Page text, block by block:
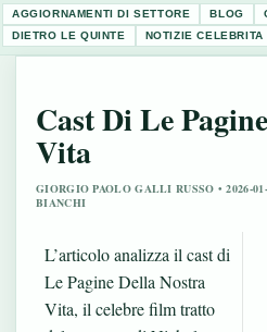
AGGIORNAMENTI DI SETTORE BLOG
DIETRO LE QUINTE
NOTIZIE CELEBRITA
Cast Di Le
Vita
GIORGIO PAOLO GALLI RUSSO • 2026-
BIANCHI
L’articolo analizza il cast di
Le Pagine Della Nostra
Vita, il celebre film tratto